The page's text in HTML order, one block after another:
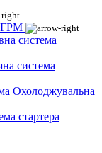
ГРМ
система
система
Охолоджувальна
стартера